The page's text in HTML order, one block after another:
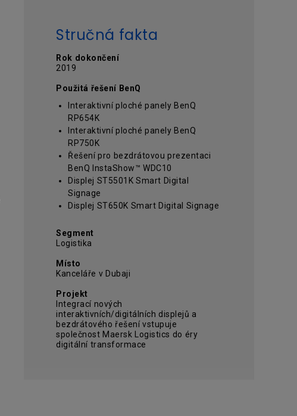
Stručná fakta
Rok dokončení
2019
Použitá řešení BenQ
Interaktivní ploché panely BenQ
RP654K
Interaktivní ploché panely BenQ
RP750K
Řešení pro bezdrátovou prezentaci
BenQ InstaShow™ WDC10
Displej ST5501K Smart Digital
Signage
Displej ST650K Smart Digital Signage
Segment
Logistika
Místo
Kanceláře v Dubaji
Projekt
Integrací nových
interaktivních/digitálních displejů a
bezdrátového řešení vstupuje
společnost Maersk Logistics do éry
digitální transformace